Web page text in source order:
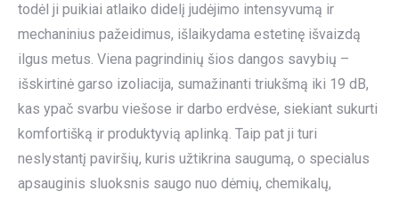
todėl ji puikiai atlaiko didelį judėjimo intensyvumą ir
mechaninius pažeidimus, išlaikydama estetinę išvaizdą
ilgus metus. Viena pagrindinių šios dangos savybių –
išskirtinė garso izoliacija, sumažinanti triukšmą iki 19 dB,
kas ypač svarbu viešose ir darbo erdvėse, siekiant sukurti
komfortišką ir produktyvią aplinką. Taip pat ji turi
neslystantį paviršių, kuris užtikrina saugumą, o specialus
apsauginis sluoksnis saugo nuo dėmių, chemikalų,